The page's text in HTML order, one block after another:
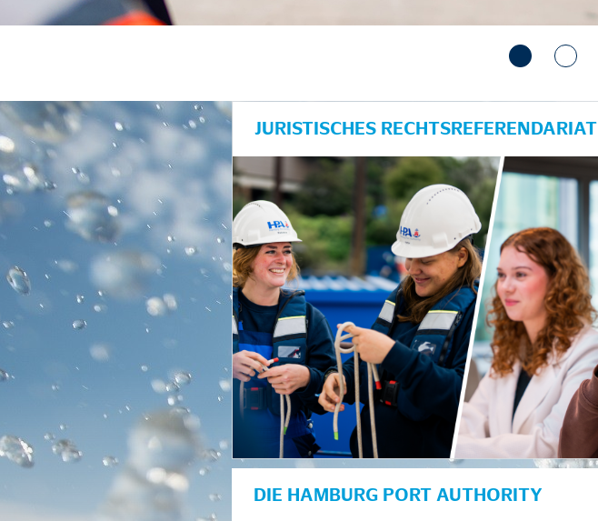
JURISTISCHES RECHTSREFERENDARIAT
DIE HAMBURG PORT AUTHORITY